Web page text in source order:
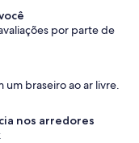
por parte de
um braseiro ao ar livre.
nos arredores